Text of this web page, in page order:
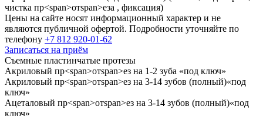
чистка пр<span>отspan>еза , фиксация)
Цены на сайте носят информационный характер и не
являются публичной офертой. Подробности уточняйте по
телефону +7 812 920-01-62
Записаться на приём
Съемные пластинчатые протезы
Акриловый пр<span>отspan>ез на 1-2 зуба «под ключ»
Акриловый пр<span>отspan>ез на 3-14 зубов (полный)«под
ключ»
Ацеталовый пр<span>отspan>ез на 3-14 зубов (полный)«под
ключ»